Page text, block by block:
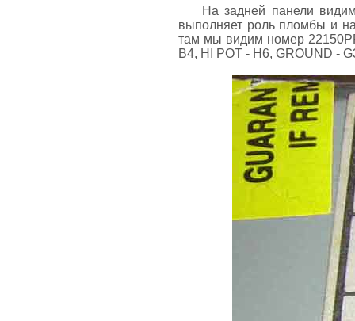
На задней панели
выполняет роль пломбы и
там мы видим номер
B4, HI POT - H6, GROUND -